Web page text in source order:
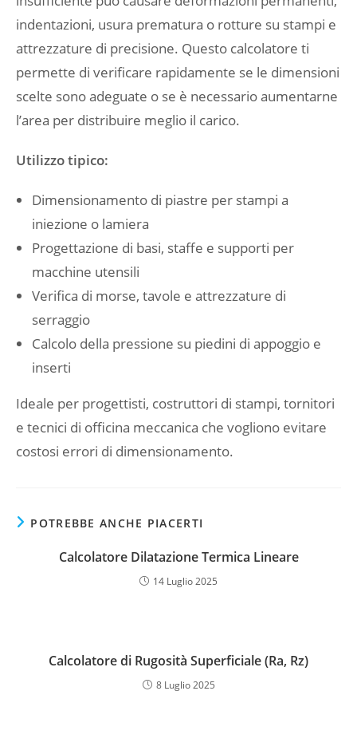
indentazioni, usura prematura o rotture su stampi e
attrezzature di precisione. Questo calcolatore ti
permette di verificare rapidamente se le dimensioni
scelte sono adeguate o se è necessario aumentarne
l’area per distribuire meglio il carico.
Utilizzo tipico:
Dimensionamento di piastre per stampi a
iniezione o lamiera
Progettazione di basi, staffe e supporti per
macchine utensili
Verifica di morse, tavole e attrezzature di
serraggio
Calcolo della pressione su piedini di appoggio e
inserti
Ideale per progettisti, costruttori di stampi, tornitori
e tecnici di officina meccanica che vogliono evitare
costosi errori di dimensionamento.
POTREBBE ANCHE PIACERTI
Calcolatore Dilatazione Termica Lineare
14 Luglio 2025
Calcolatore di Rugosità Superficiale (Ra, Rz)
8 Luglio 2025